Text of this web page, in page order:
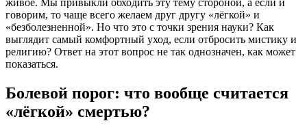
живое. Мы привыкли обходить эту тему стороной, а если и
говорим, то чаще всего желаем друг другу «лёгкой» и
«безболезненной». Но что это с точки зрения науки? Как
выглядит самый комфортный уход, если отбросить мистику и
религию? Ответ на этот вопрос не так однозначен, как может
показаться.
Болевой порог: что вообще считается
«лёгкой» смертью?